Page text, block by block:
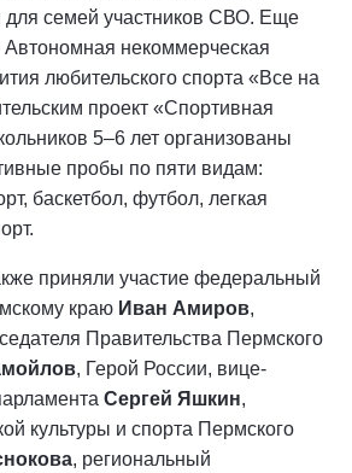
для семей участников СВО. Еще
некоммерческая
любительского спорта «Все на
проект «Спортивная
5–6 лет организованы
пробы по пяти видам:
баскетбол, футбол, легкая
приняли участие федеральный
краю Иван Амиров,
Правительства Пермского
, Герой России, вице-
Сергей Яшкин,
культуры и спорта Пермского
, региональный